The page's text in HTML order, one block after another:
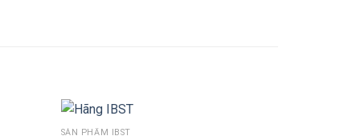
THÊM VÀO GIỎ HÀNG
SẢN PHẨM IBST